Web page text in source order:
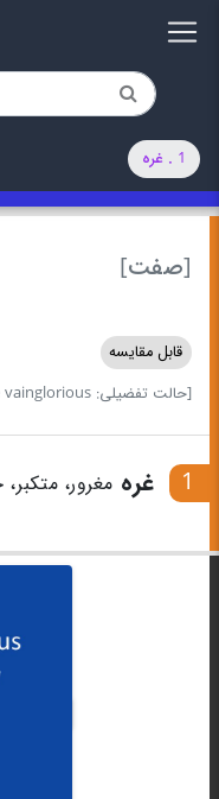
1 . غره
[صفت]
قابل مقایسه
[حالت تفضیلی: more vainglorious]
1 غره مغرور،